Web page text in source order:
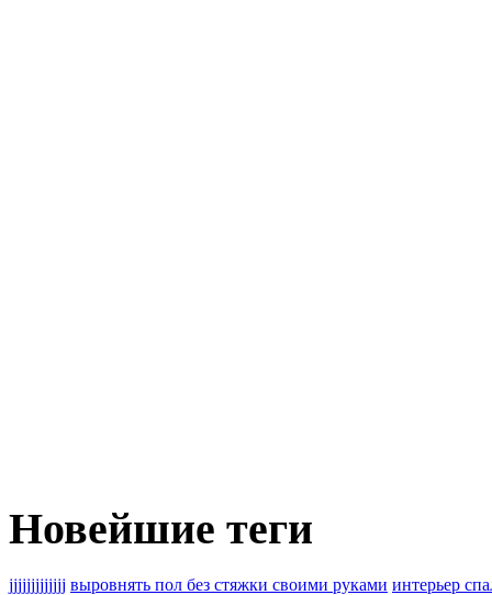
Новейшие теги
jjjjjjjjjjjjj выровнять пол без стяжки своими руками интерьер